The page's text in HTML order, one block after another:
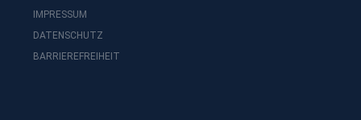
IMPRESSUM
DATENSCHUTZ
BARRIEREFREIHEIT